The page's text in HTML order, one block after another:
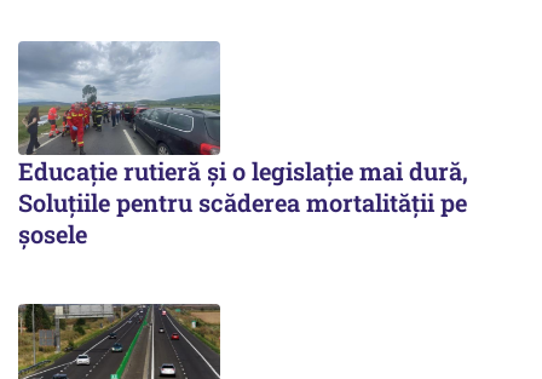
Educație rutieră și o legislație mai dură,
Soluțiile pentru scăderea mortalității pe
şosele